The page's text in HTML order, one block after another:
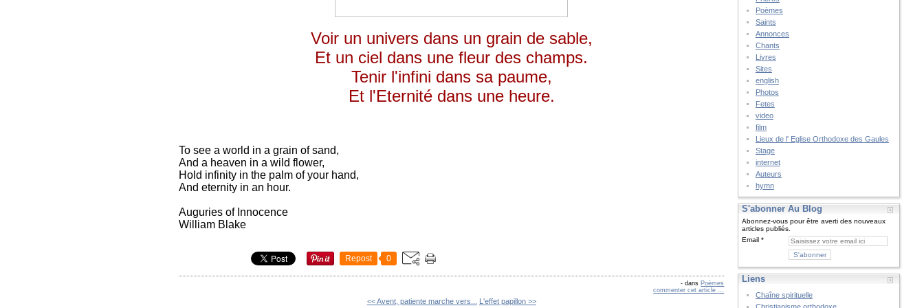
Voir un univers dans un grain de sable,
Et un ciel dans une fleur des champs.
Tenir l'infini dans sa paume,
Et l'Eternité dans une heure.
To see a world in a grain of sand,
And a heaven in a wild flower,
Hold infinity in the palm of your hand,
And eternity in an hour.
Auguries of Innocence
William Blake
Repost 0
- dans Poèmes
commenter cet article
<< Avent, patiente marche vers... L'effet papillon >>
Poèmes
Saints
Annonces
Chants
Livres
Sites
english
Photos
Fetes
video
film
Lieux de l' Eglise Orthodoxe des Gaules
Stage
internet
Auteurs
hymn
S'abonner Au Blog
Abonnez-vous pour être averti des nouveaux
articles publiés.
Email
Liens
Chaîne spirituelle